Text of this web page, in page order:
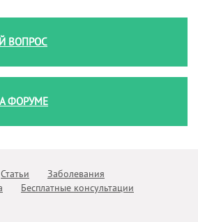
ВОПРОС
ФОРУМЕ
Статьи
Заболевания
Бесплатные консультации